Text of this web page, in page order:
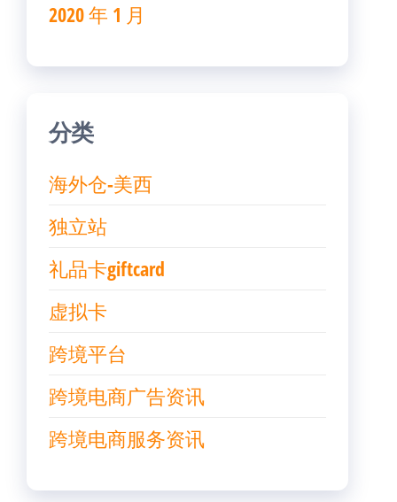
2020 年 1 月
分类
海外仓-美西
独立站
礼品卡giftcard
虚拟卡
跨境平台
跨境电商广告资讯
跨境电商服务资讯